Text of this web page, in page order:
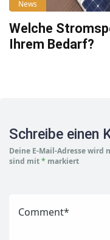
News
Welche
Ihrem Bedarf?
Schreibe einen
Deine E-Mail-Adresse
sind mit* markiert